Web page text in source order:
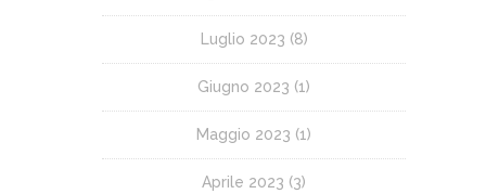
Luglio 2023 (8)
Giugno 2023 (1)
Maggio 2023 (1)
Aprile 2023 (3)